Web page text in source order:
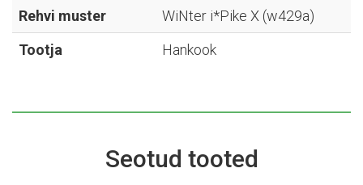
Rehvi muster
WiNter i*Pike X (w429a)
Tootja
Hankook
Seotud tooted